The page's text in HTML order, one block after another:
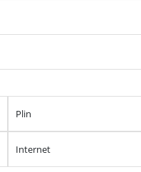
Plin
Internet